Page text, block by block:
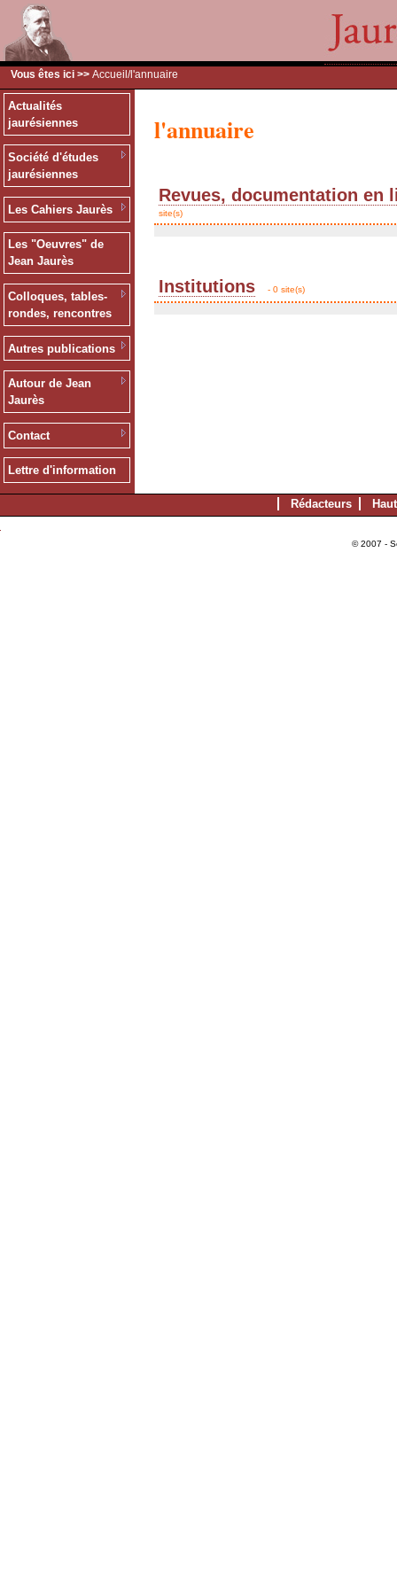
Vous êtes ici >> Accueil /l'annuaire
Actualités
jaurésiennes
Société d'études
jaurésiennes
Les Cahiers Jaurès
Les "Oeuvres" de
Jean Jaurès
Colloques, tables-
rondes, rencontres
Autres publications
Autour de Jean
Jaurès
Contact
Lettre d'information
l'annuaire
Revues, documentation en
site(s)
Institutions - 0 site(s)
Rédacteurs
© 2007 -